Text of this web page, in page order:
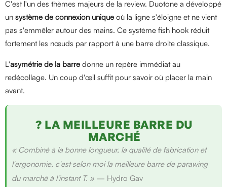
C'est l'un des thèmes majeurs de la review. Duotone a développé
un système de connexion unique où la ligne s'éloigne et ne vient
pas s'emmêler autour des mains. Ce système fish hook réduit
fortement les nœuds par rapport à une barre droite classique.
L'asymétrie de la barre donne un repère immédiat au
redécollage. Un coup d'œil suffit pour savoir où placer la main
avant.
? LA MEILLEURE BARRE DU
MARCHÉ
« Combiné à la bonne longueur, la qualité de fabrication et
l'ergonomie, c'est selon moi la meilleure barre de parawing
du marché à l'instant T. » — Hydro Gav